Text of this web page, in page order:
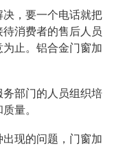
决，要一个电话就把
消费者的售后人员
止。铝合金门窗加
部门的人员组织培
量。
现的问题，门窗加